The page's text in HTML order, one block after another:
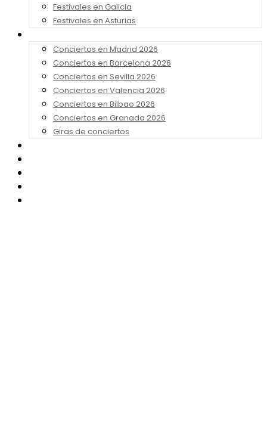
Festivales en Galicia
Festivales en Asturias
Conciertos en Madrid 2026
Conciertos en Barcelona 2026
Conciertos en Sevilla 2026
Conciertos en Valencia 2026
Conciertos en Bilbao 2026
Conciertos en Granada 2026
Giras de conciertos